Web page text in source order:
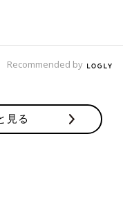
Recommended by
見る